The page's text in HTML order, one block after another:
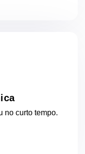
no curtotempo.